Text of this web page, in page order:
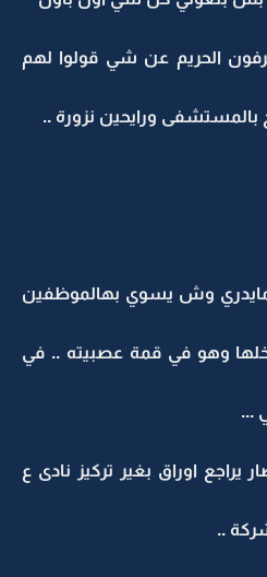
الحريم عن شي قولوا لهم
بالمستشفى ورايحين نزورة ..
وش يسوي بهالموظفين
وهو في قمة عصبيته .. في
...
اوراق بغير تركيز نادى ع
..